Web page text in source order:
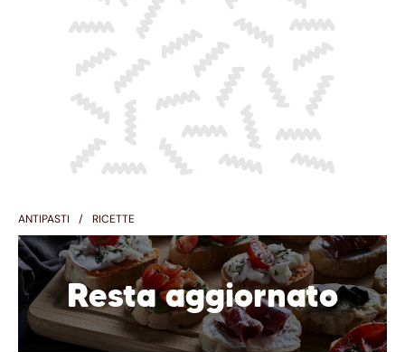
ANTIPASTI RICETTE
Resta aggiornato